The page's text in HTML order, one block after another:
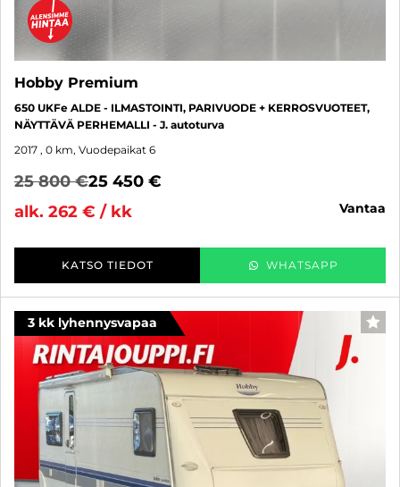
Hobby Premium
650 UKFe ALDE - ILMASTOINTI, PARIVUODE + KERROSVUOTEET,
NÄYTTÄVÄ PERHEMALLI - J. autoturva
2017 , 0 km, Vuodepaikat 6
25 800 €25 450 €
alk. 262 € / kk
vantaa
KATSO TIEDOT WHATSAPP
3 kk lyhennysvapaa